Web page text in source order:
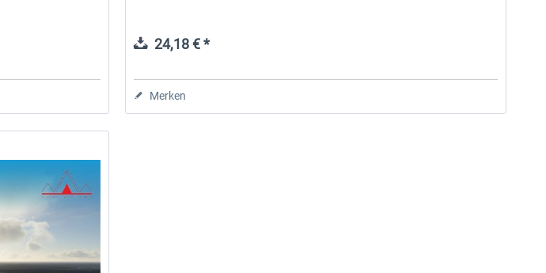
Aerosoft Mega Airport Ben
21,42 € * 19,95 € * 19,99 € *
24,18 € *
Merken